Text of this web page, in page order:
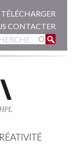
TÉLÉCHARGER
CONTACTER